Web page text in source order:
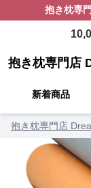
抱き枕専
抱き枕専門店
新着商品
抱き枕専門店